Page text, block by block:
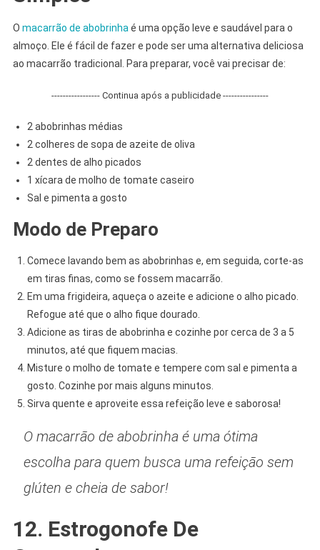
O macarrão de abobrinha é uma opção leve e saudável para o
almoço. Ele é fácil de fazer e pode ser uma alternativa deliciosa
ao macarrão tradicional. Para preparar, você vai precisar de:
----------------- Continua após a publicidade ----------------
2 abobrinhas médias
2 colheres de sopa de azeite de oliva
2 dentes de alho picados
1 xícara de molho de tomate caseiro
Sal e pimenta a gosto
Modo de Preparo
Comece lavando bem as abobrinhas e, em seguida, corte-as
em tiras finas, como se fossem macarrão.
Em uma frigideira, aqueça o azeite e adicione o alho picado.
Refogue até que o alho fique dourado.
Adicione as tiras de abobrinha e cozinhe por cerca de 3 a 5
minutos, até que fiquem macias.
Misture o molho de tomate e tempere com sal e pimenta a
gosto. Cozinhe por mais alguns minutos.
Sirva quente e aproveite essa refeição leve e saborosa!
O macarrão de abobrinha é uma ótima
escolha para quem busca uma refeição sem
glúten e cheia de sabor!
12. Estrogonofe De